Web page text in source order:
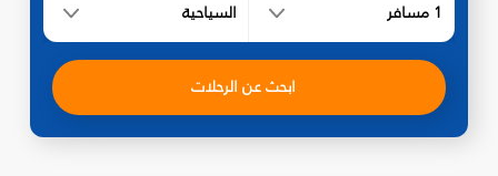
1 مسافر السياحية
ابحث عن الرحلات